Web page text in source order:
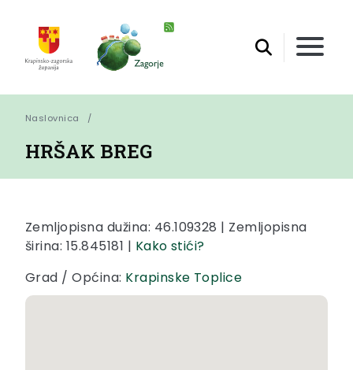
Naslovnica
HRŠAK BREG
Zemljopisna dužina: 46.109328 | Zemljopisna
širina: 15.845181 | Kako stići?
Grad / Općina: Krapinske Toplice